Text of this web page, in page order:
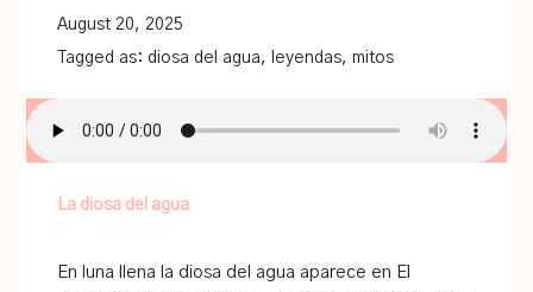
August 20, 2025
Tagged as:diosa del agua, leyendas,mitos
La diosa del agua
En luna llena la diosa del agua aparece en El